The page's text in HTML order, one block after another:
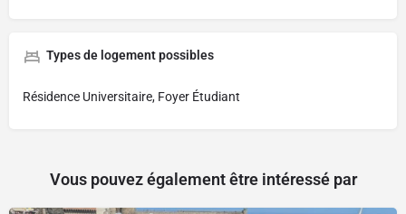
Types de logement possibles
Résidence Universitaire, Foyer Étudiant
Vous pouvez également être intéressé par